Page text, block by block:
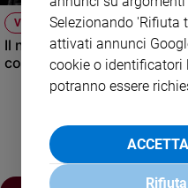
Redazione
Social
VIDEO
Il nuovo numero di
condirettore.
Selezionando 'Rifiuta
attivati annunci
cookie o identificatori
potranno essere